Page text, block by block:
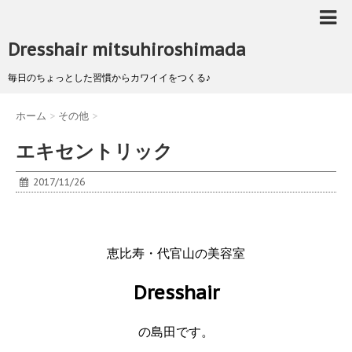
Dresshair mitsuhiroshimada
毎日のちょっとした習慣からカワイイをつくる♪
ホーム > その他 >
エキセントリック
2017/11/26
恵比寿・代官山の美容室
Dresshair
の島田です。